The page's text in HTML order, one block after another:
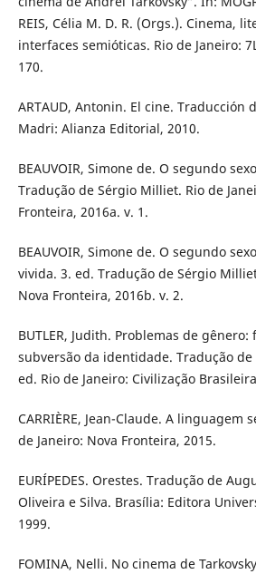
REIS, Célia M. D. R. (Orgs.). Cinema,
interfaces semióticas. Rio de Janeiro:
170.
ARTAUD, Antonin. El cine. Traducción
Madri: Alianza Editorial, 2010.
BEAUVOIR, Simone de. O segundo
Tradução de Sérgio Milliet. Rio de
Fronteira, 2016a. v. 1.
BEAUVOIR, Simone de. O segundo
vivida. 3. ed. Tradução de Sérgio
Nova Fronteira, 2016b. v. 2.
BUTLER, Judith. Problemas de
subversão da identidade. Tradução de
ed. Rio de Janeiro: Civilização
CARRIÈRE, Jean-Claude. A linguagem
de Janeiro: Nova Fronteira, 2015.
EURÍPEDES. Orestes. Tradução de
Oliveira e Silva. Brasília: Editora
1999.
FOMINA, Nelli. No cinema de